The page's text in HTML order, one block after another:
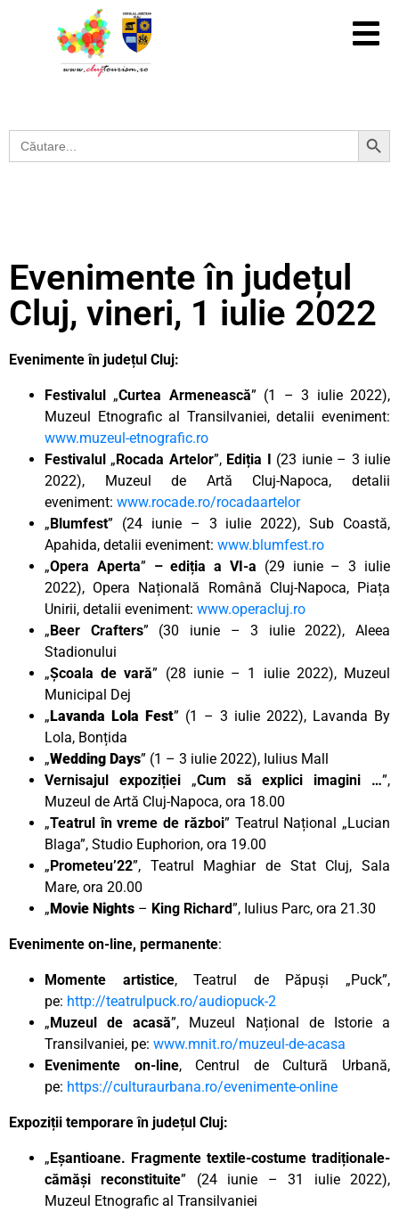
Search
for:
Search Button
Evenimente în județul
Cluj, vineri, 1 iulie 2022
Evenimente în județul Cluj:
Festivalul „Curtea Armenească” (1 – 3 iulie 2022),
Muzeul Etnografic al Transilvaniei, detalii eveniment:
www.muzeul-etnografic.ro
Festivalul „Rocada Artelor”,Ediția I (23 iunie – 3 iulie
2022), Muzeul de Artă Cluj-Napoca, detalii
eveniment: www.rocade.ro/rocadaartelor
„Blumfest” (24 iunie – 3 iulie 2022), Sub Coastă,
Apahida, detalii eveniment: www.blumfest.ro
„Opera Aperta” – ediția a VI-a (29 iunie – 3 iulie
2022), Opera Națională Română Cluj-Napoca, Piața
Unirii, detalii eveniment: www.operacluj.ro
„Beer Crafters” (30 iunie – 3 iulie 2022), Aleea
Stadionului
„Școala de vară” (28 iunie – 1 iulie 2022), Muzeul
Municipal Dej
„Lavanda Lola Fest” (1 – 3 iulie 2022), Lavanda By
Lola, Bonțida
„Wedding Days” (1 – 3 iulie 2022), Iulius Mall
Vernisajul expoziției „Cum să explici imagini …”,
Muzeul de Artă Cluj-Napoca, ora 18.00
„Teatrul în vreme de război” Teatrul Național „Lucian
Blaga”, Studio Euphorion, ora 19.00
„Prometeu’22”, Teatrul Maghiar de Stat Cluj, Sala
Mare, ora 20.00
„Movie Nights – King Richard”, Iulius Parc, ora 21.30
Evenimente on-line, permanente:
Momente artistice, Teatrul de Păpuși „Puck”,
pe: http://teatrulpuck.ro/audiopuck-2
„Muzeul de acasă”, Muzeul Național de Istorie a
Transilvaniei, pe: www.mnit.ro/muzeul-de-acasa
Evenimente on-line, Centrul de Cultură Urbană,
pe: https://culturaurbana.ro/evenimente-online
Expoziții temporare în județul Cluj:
„Eșantioane. Fragmente textile-costume tradiționale-
cămăși reconstituite” (24 iunie – 31 iulie 2022),
Muzeul Etnografic al Transilvaniei